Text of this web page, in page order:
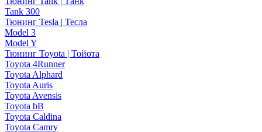
Tank 300
Тюнинг Tesla | Тесла
Model 3
Model Y
Тюнинг Toyota | Тойота
Toyota 4Runner
Toyota Alphard
Toyota Auris
Toyota Avensis
Toyota bB
Toyota Caldina
Toyota Camry